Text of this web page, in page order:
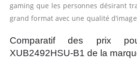
gaming que les personnes désirant
grand format avec une qualité
Comparatif des prix
XUB2492HSU-B1 de la